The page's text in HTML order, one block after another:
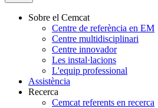
Sobre el Cemcat
Centre de referència en EM
Centre multidisciplinari
Centre innovador
Les instal·lacions
L'equip professional
Assistència
Recerca
Cemcat referents en recerca